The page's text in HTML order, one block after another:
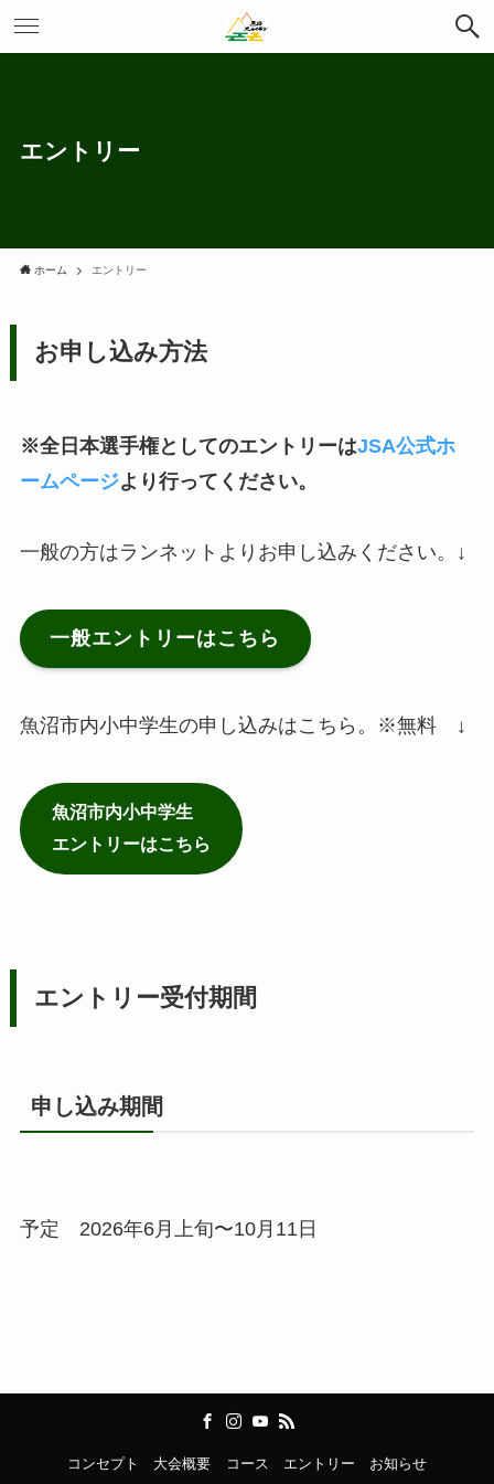
エントリー
ホーム エントリー
お申し込み方法
※全日本選手権としてのエントリーはJSA公式ホ
ームページより行ってください。
一般の方はランネットよりお申し込みください。↓
一般エントリーはこちら
魚沼市内小中学生の申し込みはこちら。※無料 ↓
魚沼市内小中学生
エントリーはこちら
エントリー受付期間
申し込み期間
予定 2026年6月上旬〜10月11日
コンセプト 大会概要 コース エントリー お知らせ